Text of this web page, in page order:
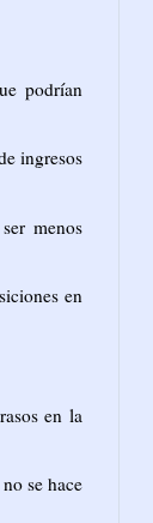
podrían
ingresos
menos
en
en la
se hace